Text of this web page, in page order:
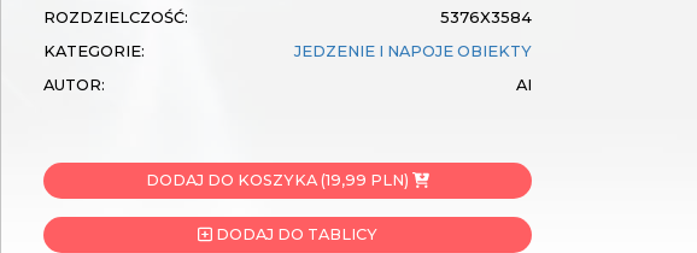
ROZDZIELCZOŚĆ:
5376X3584
KATEGORIE:
JEDZENIE I NAPOJE OBIEKTY
AUTOR:
AI
DODAJ DO KOSZYKA (19,99 PLN)
DODAJ DO TABLICY